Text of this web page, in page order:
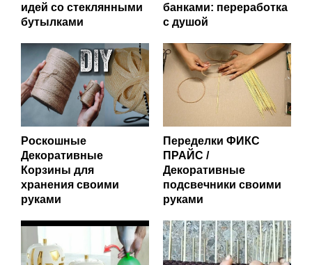
идей со стеклянными
бутылками
банками: переработка
с душой
Роскошные
Декоративные
Корзины для
хранения своими
руками
Переделки ФИКС
ПРАЙС /
Декоративные
подсвечники своими
руками